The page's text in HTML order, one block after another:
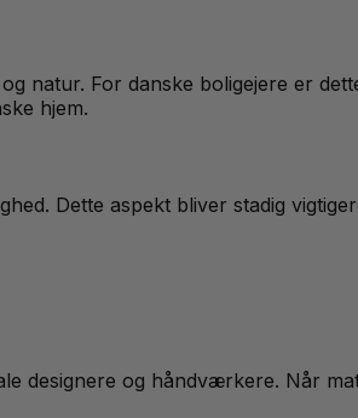
natur. For danske boligejere er
hjem.
Dette aspekt bliver stadig
designere og håndværkere. Når